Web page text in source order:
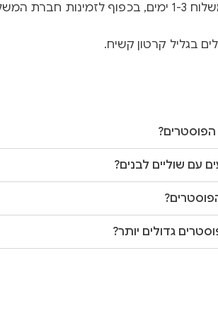
זמן ייצור 3-5 ימים + זמן משלוח 1-3 ימים, בכפוף לזמינות
בגליל קרטון קשיח.
עם שוליים לבנים?
גדולים יותר?